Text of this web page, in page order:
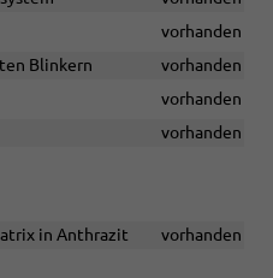
vorhanden
Blinkern
vorhanden
vorhanden
vorhanden
in Anthrazit vorhanden